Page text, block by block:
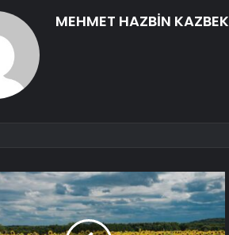
MEHMET HAZBİN KAZBEK